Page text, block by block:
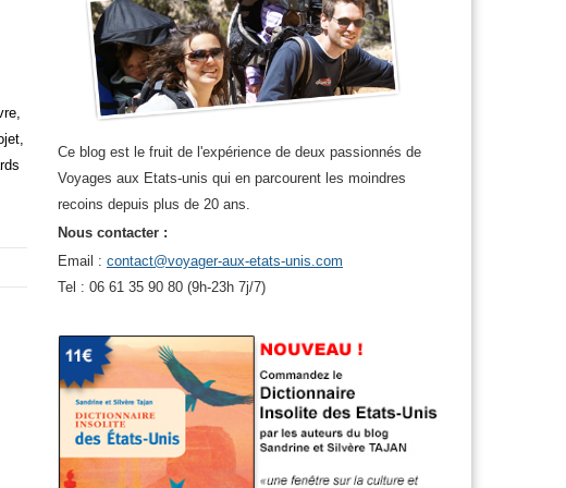
Ce blog est le fruit de l'expérience de deux passionnés de
Voyages aux Etats-unis qui en parcourent les moindres
recoins depuis plus de 20 ans.
Nous contacter :
Email : contact@voyager-aux-etats-unis.com
Tel : 06 61 35 90 80 (9h-23h 7j/7)